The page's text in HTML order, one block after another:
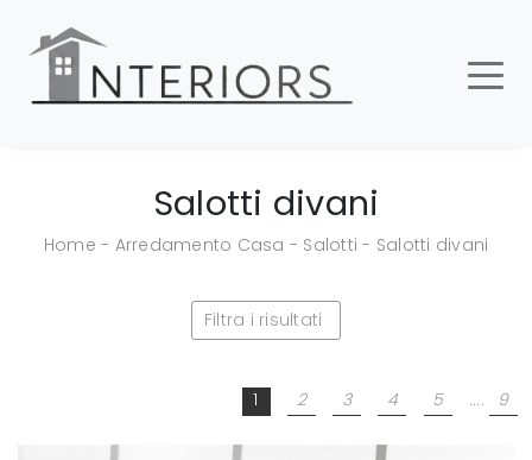
Salotti divani
Home - Arredamento Casa - Salotti - Salotti divani
Filtra i risultati
1 2 3 4 5 .... 9